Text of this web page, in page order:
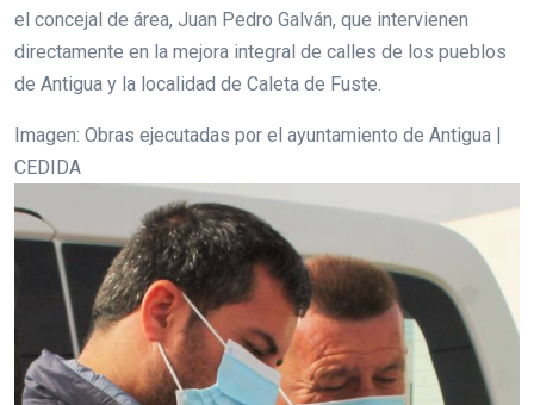
el concejal de área, Juan Pedro Galván, que intervienen
directamente en la mejora integral de calles de los pueblos
de Antigua y la localidad de Caleta de Fuste.
Imagen: Obras ejecutadas por el ayuntamiento de Antigua |
CEDIDA